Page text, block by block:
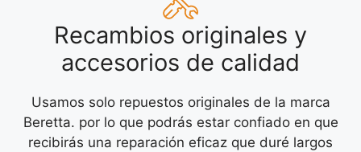
Recambios originales y
accesorios de calidad
Usamos solo repuestos originales de la marca
Beretta. por lo que podrás estar confiado en que
recibirás una reparación eficaz que duré largos